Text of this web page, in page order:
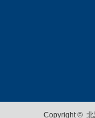
Copyright ©